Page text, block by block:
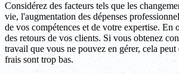
Considérez des facteurs tels que les
vie, l'augmentation des dépenses
de vos compétences et de votre expertise. En
des retours de vos clients. Si vous obtenez
travail que vous ne pouvez en gérer, cela
frais sont trop bas.